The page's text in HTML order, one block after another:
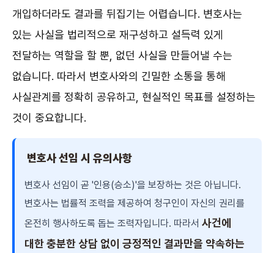
개입하더라도 결과를 뒤집기는 어렵습니다. 변호사는
있는 사실을 법리적으로 재구성하고 설득력 있게
전달하는 역할을 할 뿐, 없던 사실을 만들어낼 수는
없습니다. 따라서 변호사와의 긴밀한 소통을 통해
사실관계를 정확히 공유하고, 현실적인 목표를 설정하는
것이 중요합니다.
변호사 선임 시 유의사항
변호사 선임이 곧 '인용(승소)'을 보장하는 것은 아닙니다.
변호사는 법률적 조력을 제공하여 청구인이 자신의 권리를
온전히 행사하도록 돕는 조력자입니다. 따라서 사건에
대한 충분한 상담 없이 긍정적인 결과만을 약속하는